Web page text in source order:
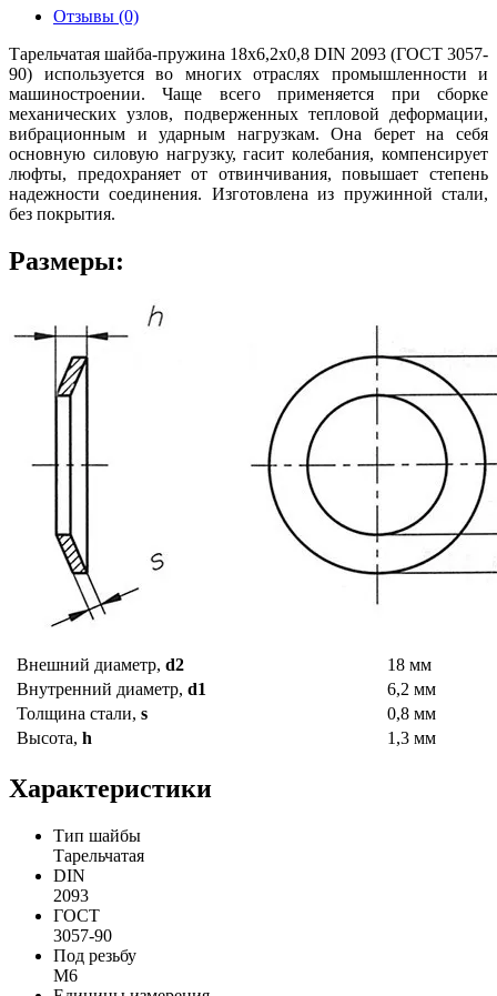
Отзывы (0)
Тарельчатая шайба-пружина 18х6,2х0,8 DIN 2093 (ГОСТ 3057-
90) используется во многих отраслях промышленности и
машиностроении. Чаще всего применяется при сборке
механических узлов, подверженных тепловой деформации,
вибрационным и ударным нагрузкам. Она берет на себя
основную силовую нагрузку, гасит колебания, компенсирует
люфты, предохраняет от отвинчивания, повышает степень
надежности соединения. Изготовлена из пружинной стали,
без покрытия.
Размеры:
Внешний диаметр, d2
18 мм
Внутренний диаметр, d1
6,2 мм
Толщина стали, s
0,8 мм
Высота, h 1,3 мм
Характеристики
Тип шайбы
Тарельчатая
DIN
2093
ГОСТ
3057-90
Под резьбу
М6